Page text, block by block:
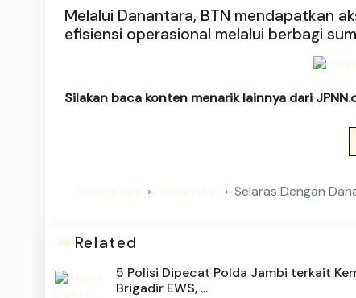
Melalui Danantara, BTN mendapatkan
efisiensi operasional melalui berbagi
Silakan baca konten menarik lainnya dari
Homepage Koran JPP Selaras Dengan
Related
5 Polisi Dipecat Polda Jambi terkait
Brigadir EWS, ...